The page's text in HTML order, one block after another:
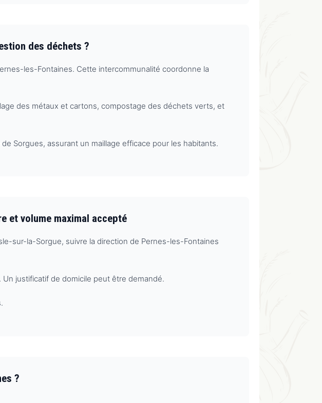
des déchets ?
les-Fontaines. Cette intercommunalité coordonne la
des métaux et cartons, compostage des déchets verts, et
Sorgues, assurant un maillage efficace pour les habitants.
et volume maximal accepté
sur-la-Sorgue, suivre la direction de Pernes-les-Fontaines
justificatif de domicile peut être demandé.
?